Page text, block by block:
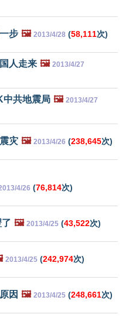
步 🖼️ 2013/4/28 (58,111次)
人走来 🖼️ 2013/4/27
中共地震局 🖼️ 2013/4/27
灾 🖼️ 2013/4/26 (238,645次)
4/26 (76,814次)
🖼️ 2013/4/25 (43,522次)
2013/4/25 (242,974次)
因 🖼️ 2013/4/25 (248,661次)